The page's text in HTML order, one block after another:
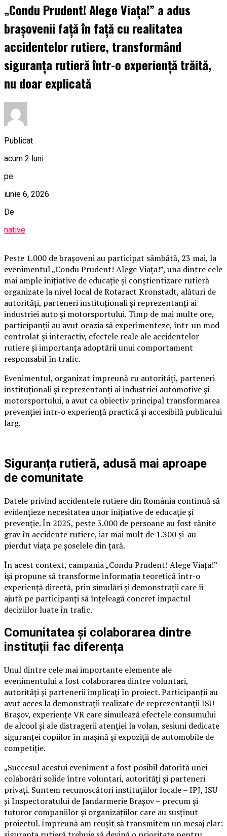
„Condu Prudent! Alege Viața!” a adus
brașovenii față în față cu realitatea
accidentelor rutiere, transformând
siguranța rutieră într-o experiență trăită,
nu doar explicată
Publicat
acum 2 luni
pe
iunie 6, 2026
De
native
Peste 1.000 de brașoveni au participat sâmbătă, 23 mai, la
evenimentul „Condu Prudent! Alege Viața!”, una dintre cele
mai ample inițiative de educație și conștientizare rutieră
organizate la nivel local de Rotaract Kronstadt, alături de
autorități, parteneri instituționali și reprezentanți ai
industriei auto și motorsportului. Timp de mai multe ore,
participanții au avut ocazia să experimenteze, într-un mod
controlat și interactiv, efectele reale ale accidentelor
rutiere și importanța adoptării unui comportament
responsabil în trafic.
Evenimentul, organizat împreună cu autorități, parteneri
instituționali și reprezentanți ai industriei automotive și
motorsportului, a avut ca obiectiv principal transformarea
prevenției într-o experiență practică și accesibilă publicului
larg.
Siguranța rutieră, adusă mai aproape
de comunitate
Datele privind accidentele rutiere din România continuă să
evidențieze necesitatea unor inițiative de educație și
prevenție. În 2025, peste 3.000 de persoane au fost rănite
grav în accidente rutiere, iar mai mult de 1.300 și-au
pierdut viața pe șoselele din țară.
În acest context, campania „Condu Prudent! Alege Viața!”
își propune să transforme informația teoretică într-o
experiență directă, prin simulări și demonstrații care îi
ajută pe participanți să înțeleagă concret impactul
deciziilor luate în trafic.
Comunitatea și colaborarea dintre
instituții fac diferența
Unul dintre cele mai importante elemente ale
evenimentului a fost colaborarea dintre voluntari,
autorități și partenerii implicați în proiect. Participanții au
avut acces la demonstrații realizate de reprezentanții ISU
Brașov, experiențe VR care simulează efectele consumului
de alcool și ale distragerii atenției la volan, sesiuni dedicate
siguranței copiilor în mașină și expoziții de automobile de
competiție.
„Succesul acestui eveniment a fost posibil datorită unei
colaborări solide între voluntari, autorități și parteneri
privați. Suntem recunoscători instituțiilor locale – IPJ, ISU
și Inspectoratului de Jandarmerie Brașov – precum și
tuturor companiilor și organizațiilor care au susținut
proiectul. Împreună am reușit să transmitem un mesaj clar: